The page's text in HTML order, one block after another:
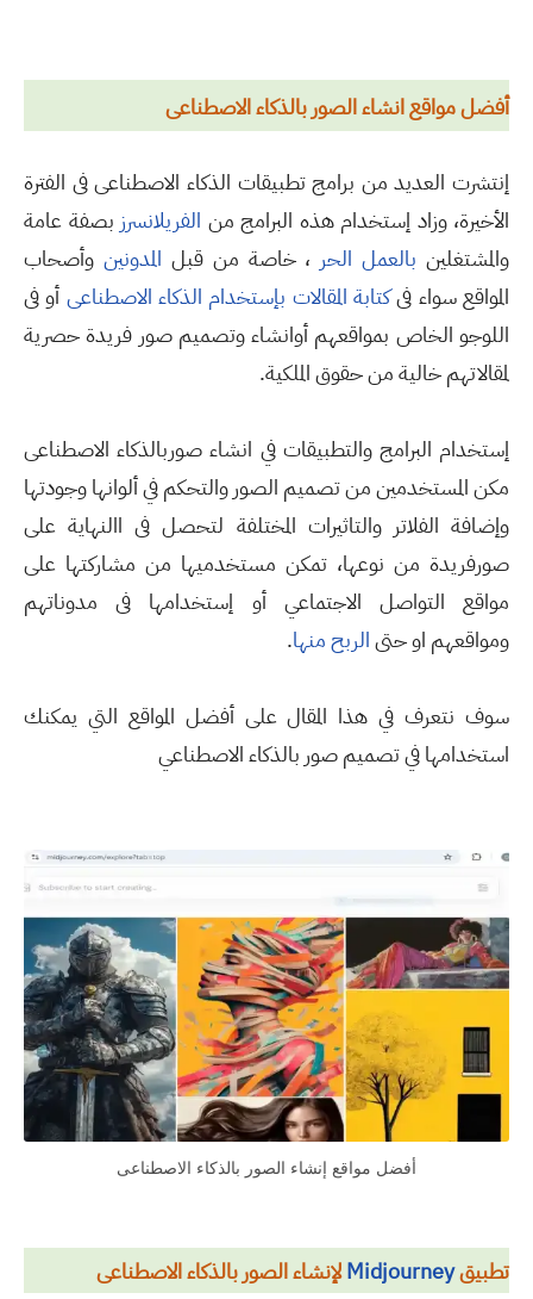
أفضل مواقع انشاء الصور بالذكاء الاصطناعى
إنتشرت العديد من برامج تطبيقات الذكاء الاصطناعى فى الفترة
الأخيرة، وزاد إستخدام هذه البرامج من الفريلانسرز بصفة عامة
والمشتغلين بالعمل الحر ، خاصة من قبل المدونين وأصحاب
المواقع سواء فىكتابة المقالات بإستخدام الذكاء الاصطناعى أو فى
اللوجو الخاص بمواقعهم أوانشاء وتصميم صور فريدة حصرية
لمقالاتهم خالية من حقوق الملكية.
إستخدام البرامج والتطبيقات في انشاء صوربالذكاء الاصطناعى
مكن المستخدمين من تصميم الصور والتحكم في ألوانها وجودتها
وإضافة الفلاتر والتاثيرات المختلفة لتحصل فى االنهاية على
صورفريدة من نوعها، تمكن مستخدميها من مشاركتها على
مواقع التواصل الاجتماعي أو إستخدامها فى مدوناتهم
ومواقعهم او حتىالربح منها.
سوف نتعرف في هذا المقال على أفضل المواقع التي يمكنك
استخدامها في تصميم صور بالذكاء الاصطناعي
أفضل مواقع إنشاء الصور بالذكاء الاصطناعى
تطبيقMidjourneyلإنشاء الصور بالذكاء الاصطناعى